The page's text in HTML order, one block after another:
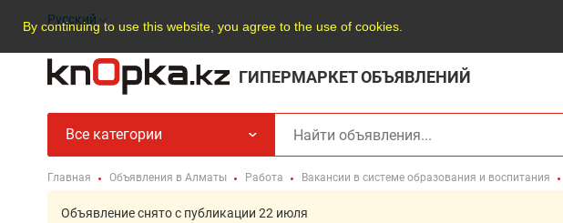
By continuing to use this website, you agree to the use of cookies.
Русский
ГИПЕРМАРКЕТ ОБЪЯВЛЕНИЙ
Все категории
Главная Объявления в Алматы Работа Вакансии в системе образования и воспитания
Объявление снято с публикации 22 июля